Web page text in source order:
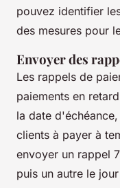
pouvez identifier
des mesures pour
Envoyer des
Les rappels de
paiements en
la date
clients à payer à
envoyer un rappel
puis un autre le